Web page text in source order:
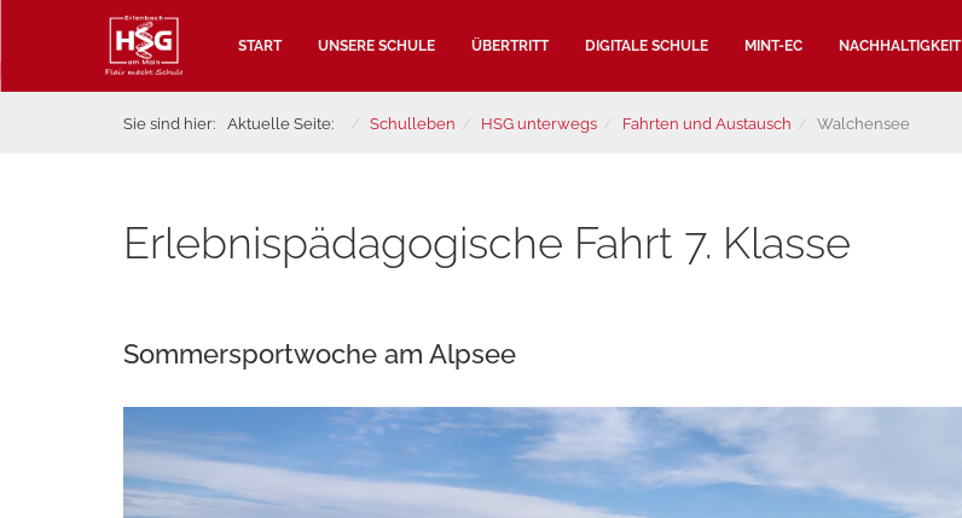
START UNSERE SCHULE ÜBERTRITT DIGITALE SCHULE MINT-EC NACHHALTIGKEIT
Sie sind hier: Aktuelle Seite: Schulleben HSG unterwegs Fahrten und Austausch Walchensee
Erlebnispädagogische Fahrt 7. Klasse
Sommersportwoche am Alpsee